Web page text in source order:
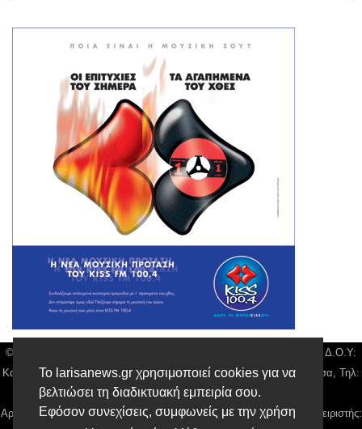
Το larisanews.gr χρησιμοποιεί cookies για να
βελτιώσει τη διαδικτυακή εμπειρία σου.
Εφόσον συνεχίσεις, συμφωνείς με την χρήση
© Larisa News | Διακριτικός Τίτλος: Orion Media, ΑΦΜ: 043750542, Δ.Ο.Υ:
Καρδίτσας, Υπο/μα Λάρισας, Δ/νση: Φαρμακίδου 36 τ.κ 41222 Λάρισα, Τηλ:
2410 259100, email: news@larisanews.gr
Αρ. Γεμή: 018804431000, Νόμιμος Εκπρόσωπος, Ιδιοκτήτης και Διαχειριστής: